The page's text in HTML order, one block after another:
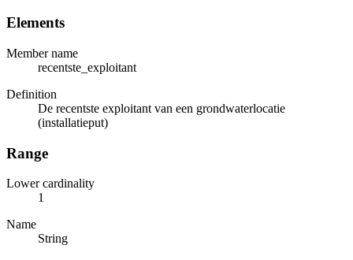
Elements
Member name
recentste_exploitant
Definition
De recentste exploitant van een grondwaterlocatie
(installatieput)
Range
Lower cardinality
1
Name
String